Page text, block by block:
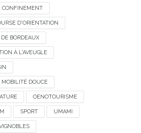
CONFINEMENT
D'ORIENTATION
BORDEAUX
À L'AVEUGLE
MOBILITÉ DOUCE
OENOTOURISME
SPORT UMAMI